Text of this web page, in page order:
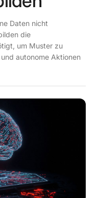
Daten nicht
die
um Muster zu
autonome Aktionen